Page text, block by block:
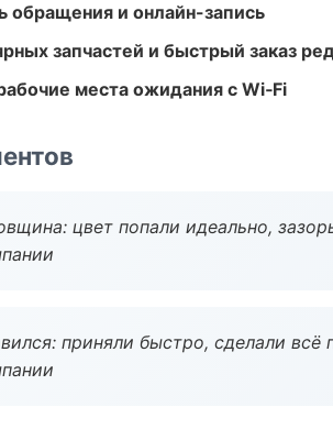
обращения и онлайн-запись
запчастей и быстрый заказ
места ожидания с Wi‑Fi
цвет попали идеально,
приняли быстро, сделали всё